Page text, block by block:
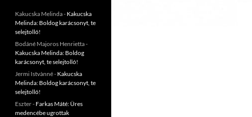
Kakucska Melinda- Kakucska
Melinda: Boldog karácsonyt, te
selejtolló!
Bodáné Majoros Henrietta-
Kakucska Melinda: Boldog
karácsonyt, te selejtolló!
Jermi Istvànné- Kakucska
Melinda: Boldog karácsonyt, te
selejtolló!
Eszter- Farkas Máté: Üres
medencébe ugrottak